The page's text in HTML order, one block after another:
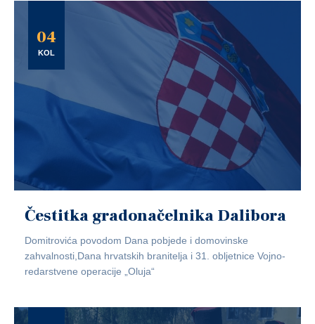
04
KOL
Čestitka gradonačelnika Dalibora
Domitrovića povodom Dana pobjede i domovinske
zahvalnosti,Dana hrvatskih branitelja i 31. obljetnice Vojno-
redarstvene operacije „Oluja“